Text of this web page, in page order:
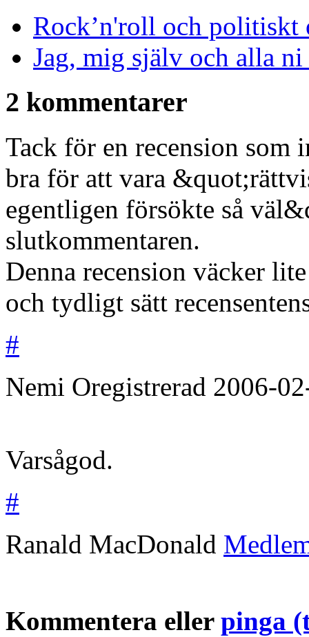
Rock’n'roll och politiskt
Jag, mig själv och alla ni
2 kommentarer
Tack för en recension som
bra för att vara
egentligen försökte så
slutkommentaren.
Denna recension väcker
och tydligt sätt
#
Nemi Oregistrerad 2006-
Varsågod.
#
Ranald MacDonald
Kommentera eller pinga